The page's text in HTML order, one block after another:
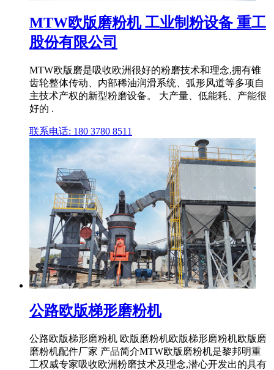
MTW欧版磨粉机 工业制粉设备 重工
股份有限公司
MTW欧版磨是吸收欧洲很好的粉磨技术和理念,拥有锥
齿轮整体传动、内部稀油润滑系统、弧形风道等多项自
主技术产权的新型粉磨设备。 大产量、低能耗、产能很
好的 .
联系电话: 180 3780 8511
公路欧版梯形磨粉机
公路欧版梯形磨粉机 欧版磨粉机欧版梯形磨粉机欧版磨
磨粉机配件厂家 产品简介MTW欧版磨粉机是黎邦明重
工权威专家吸收欧洲粉磨技术及理念,潜心开发出的具有